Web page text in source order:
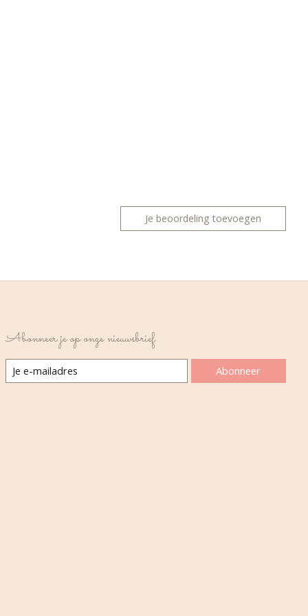
Je beoordeling toevoegen
Abonneer je op onze nieuwsbrief
Abonneer